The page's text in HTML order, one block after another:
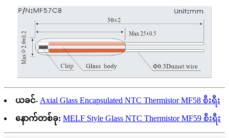
ယခင်- Axial Glass Encapsulated NTC Thermistor MF58 စီးရီး
နောက်တစ်ခု: MELF Style Glass NTC Thermistor MF59 စီးရီး